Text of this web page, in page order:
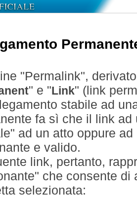
"Permalink",
" e " Link" (link
stabile ad
fa sì che il link
ad un atto oppure
e valido.
link, pertanto,
che consente
selezionata: